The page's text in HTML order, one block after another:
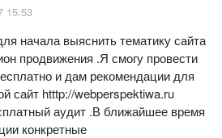
15:53
начала выяснить тематику сайта
продвижения .Я смогу провести
и дам рекомендации для
сайт htttp://webperspektiwa.ru
аудит .В ближайшее время
конкретные